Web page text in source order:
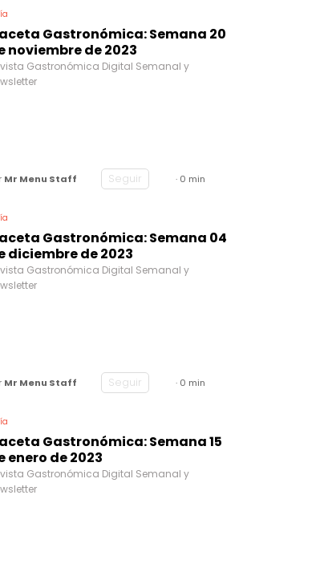
Gastronómica: Semana 20
noviembre de 2023
Gastronómica Digital Semanal y
Mr Menu Staff Seguir · 0 min
Gastronómica: Semana 04
diciembre de 2023
Gastronómica Digital Semanal y
Mr Menu Staff Seguir · 0 min
Gastronómica: Semana 15
enero de 2023
Gastronómica Digital Semanal y